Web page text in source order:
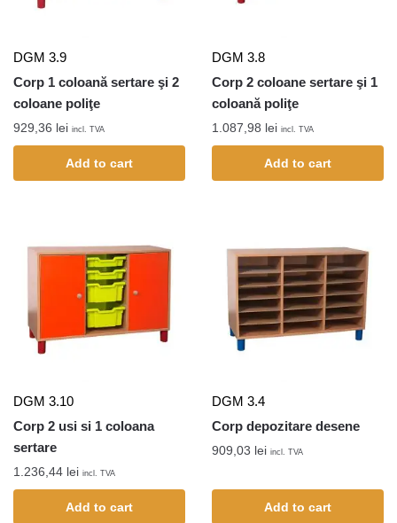
DGM 3.9
Corp 1 coloană sertare şi 2
coloane poliţe
929,36 lei incl. TVA
Add to cart
DGM 3.8
Corp 2 coloane sertare şi 1
coloană poliţe
1.087,98 lei incl. TVA
Add to cart
DGM 3.10
Corp 2 usi si 1 coloana
sertare
1.236,44 lei incl. TVA
Add to cart
DGM 3.4
Corp depozitare desene
909,03 lei incl. TVA
Add to cart